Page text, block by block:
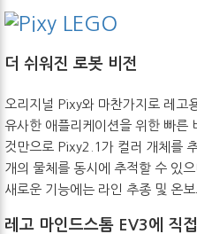
더 쉬워진 로봇 비전
오리지널 Pixy와 마찬가지로 레고
유사한 애플리케이션을 위한 빠른
것만으로 Pixy2.1가 컬러 개체를
개의 물체를 동시에 추적할 수 있
새로운 기능에는 라인 추종 및 온
레고 마인드스톰 EV3에 직